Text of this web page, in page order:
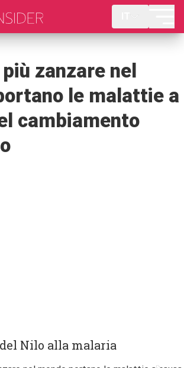
zanzare nel
le malattie a
cambiamento
Nilo alla malaria